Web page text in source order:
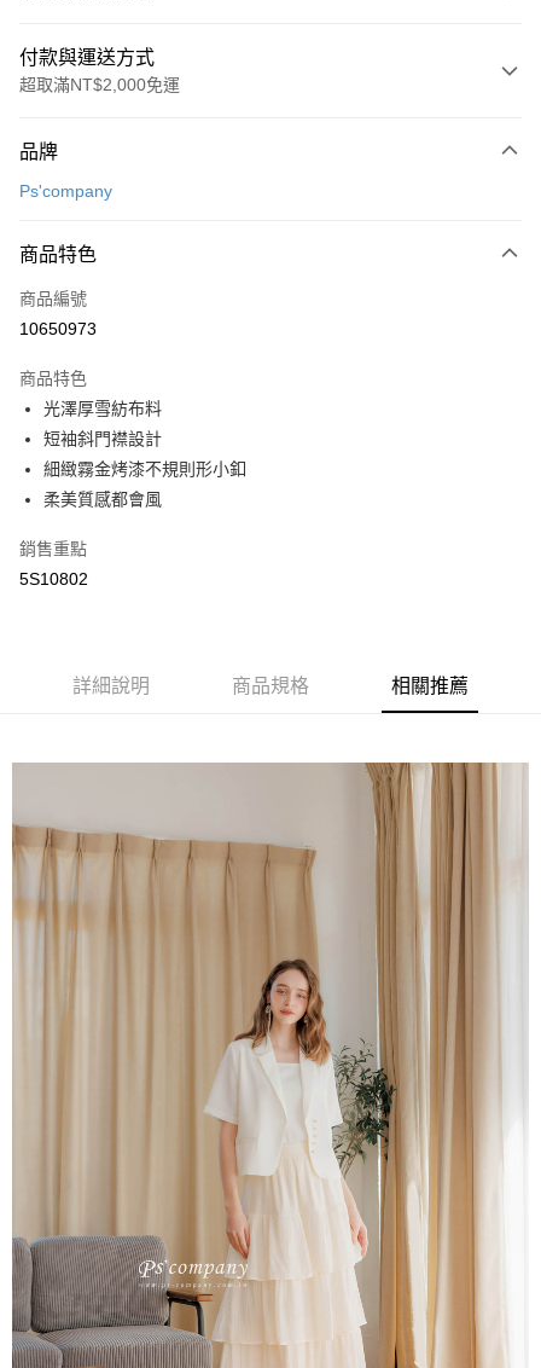
付款與運送方式
超取滿NT$2,000免運
信用卡一次付款
LINE Pay
街口支付
全盈+PAY
AFTEE先享後付
相關說明
【關於「AFTEE先享後付」】
AFTEE先享後付是「在收到商品之後才付款」的支付方式。 讓您購物簡單
１．簡單：不需註冊會員、不需綁卡、不需儲值。
２．便利：只要手機號碼，簡訊認證，即可結帳。
結帳頁面，進行簡訊認證並確認金額後，即可完成結帳。
※ 請注意：結帳手續完成當下不需立刻繳費，但若您需要取消訂單，請聯絡
購買商品的店家。未經商家同意取消之訂單仍視為有效，需透過AFTEE先享
※ 交易是否成功請以「AFTEE先享後付 」之結帳頁面顯示為準，若有關於
是否繳費成功／繳費後需取消欲退款等相關疑問，請聯繫「AFTEE先享後付
https://netprotections.freshdesk.com/support/home
【注意事項】
易，需依本服務之必要範圍內提供個人資料，並將交易相關給付款項請求債
２．關於個人資料處理事宜，請瀏覽以下網址：
３．未成年的使用者請事先徵得法定代理人或監護人之同意方可使用
「AFTEE先享後付」，若未經同意申辦者引起之損失，本公司不負相關責
４．使用「AFTEE先享後付」時，將依據個別帳號之用戶狀況，依本公司即
時審查核予不同之上限額度；若仍有額度不足之情形，本公司將視審查結果
５．嚴禁一人註冊多個帳號或使用他人資訊註冊。若發現惡意使用之情形，
恩沛科技股份有限公司將有權停止該用戶之使用額度並採取法律行動。
全家取貨付款
每筆NT$65，滿NT$2,000(含以上)免運費
每筆NT$65，滿NT$2,000(含以上)免運費
宅配
每筆NT$100，滿NT$2,000(含以上)免運費
品牌
Ps'company
商品特色
商品編號
10650973
商品特色
光澤厚雪紡布料
短袖斜門襟設計
細緻霧金烤漆不規則形小釦
柔美質感都會風
銷售重點
5S10802
詳細說明 商品規格 相關推薦